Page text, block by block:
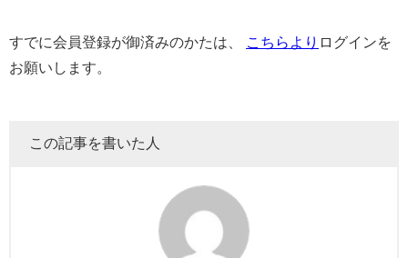
すでに会員登録が御済みのかたは、 こちらより ログインを
お願いします。
この記事を書いた人